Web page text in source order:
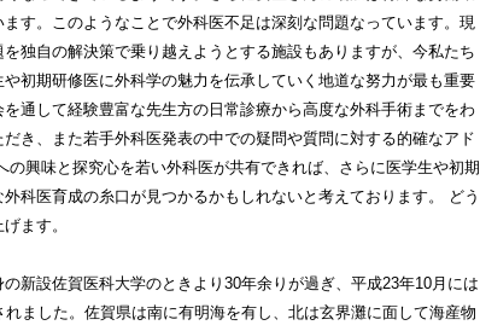
す。このようなことで外科医不足は深刻な問題なっています。現
独自の解決策で乗り越えようとする施設もありますが、今私たち
初期研修医に外科学の魅力を伝承していく地道な努力が最も重要
通して経験豊富な先生方の日常診療から高度な外科手術までをわ
き、また若手外科医発表の中での疑問や質問に対する的確なアド
の興味と探究心を若い外科医が共有できれば、さらに医学生や初期
科医育成の糸口が見つかるかもしれないと考えております。 どう
ます。
新設佐賀医科大学のときより30年余りが過ぎ、平成23年10月には
ました。佐賀県は南に有明海を有し、北は玄界灘に面して海産物